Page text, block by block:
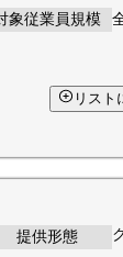
象従業員規模
リスト
提供形態